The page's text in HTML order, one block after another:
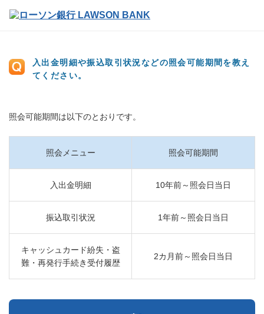
入出金明細や振込取引状況などの照会可能期間を教え
てください。
照会可能期間は以下のとおりです。
照会メニュー 照会可能期間
入出金明細 10年前～照会日当日
振込取引状況 1年前～照会日当日
キャッシュカード紛失・盗
難・再発行手続き受付履歴
2カ月前～照会日当日